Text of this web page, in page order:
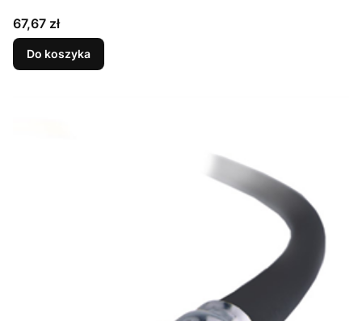
Cena
67,67 zł
Do koszyka